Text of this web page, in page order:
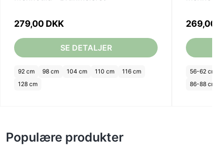
279,00 DKK
SE DETALJER
92 cm 98 cm 104 cm 110 cm
116 cm
128 cm
269,00
56-62 cm
86-88 cm
Populære produkter